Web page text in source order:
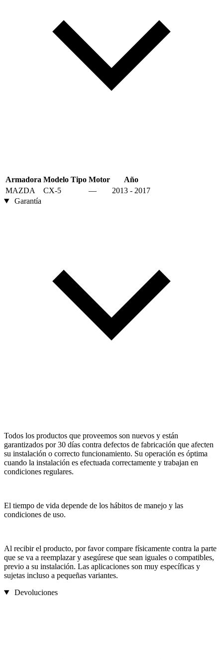
Armadora Modelo Tipo Motor
Año
MAZDA
CX-5 —
2013 - 2017
Garantía
Todos los productos que proveemos son nuevos y están
garantizados por 30 días contra defectos de fabricación que afecten
su instalación o correcto funcionamiento. Su operación es óptima
cuando la instalación es efectuada correctamente y trabajan en
condiciones regulares.
El tiempo de vida depende de los hábitos de manejo y las
condiciones de uso.
Al recibir el producto, por favor compare físicamente contra la parte
que se va a reemplazar y asegúrese que sean iguales o compatibles,
previo a su instalación. Las aplicaciones son muy específicas y
sujetas incluso a pequeñas variantes.
Devoluciones